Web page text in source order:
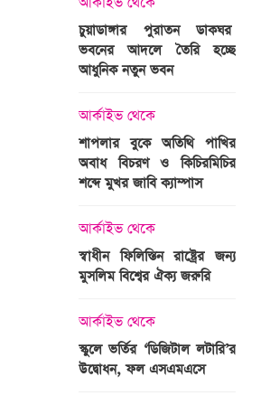
চুয়াডাঙ্গার পুরাতন ডাকঘর
ভবনের আদলে তৈরি হচ্ছে
আধুনিক নতুন ভবন
আর্কাইভ থেকে
শাপলার বুকে অতিথি পাখির
অবাধ বিচরণ ও কিচিরমিচির
শব্দে মুখর জাবি ক্যাম্পাস
আর্কাইভ থেকে
স্বাধীন ফিলিস্তিন রাষ্ট্রের জন্য
মুসলিম বিশ্বের ঐক্য জরুরি
আর্কাইভ থেকে
স্কুলে ভর্তির ‘ডিজিটাল লটারি’র
উদ্বোধন, ফল এসএমএসে